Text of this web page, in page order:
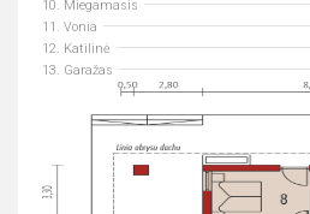
10. Miegamasis
11. Vonia
12. Katilinė
13. Garažas